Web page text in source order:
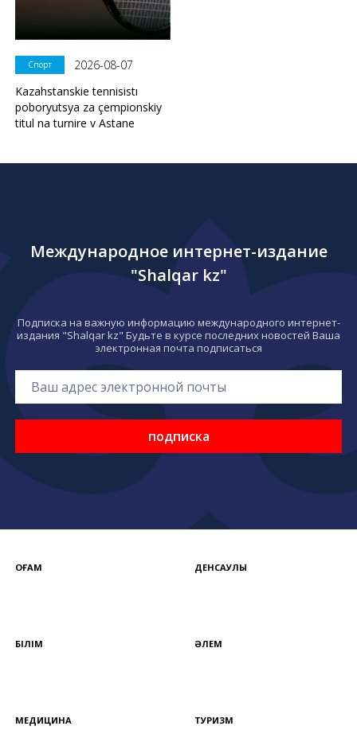
Спорт
2026-08-07
Kazahstanskie tennisistı
poboryutsya za çempionskiy
titul na turnire v Astane
Международное интернет-издание
"Shalqar kz"
Подписка на важную информацию международного интернет-
издания "Shalqar kz" Будьте в курсе последних новостей Ваша
электронная почта подписаться
подписка
ҚОҒАМ ДЕНСАУЛЫҚ
БІЛІМ ӘЛЕМ
МЕДИЦИНА ТУРИЗМ